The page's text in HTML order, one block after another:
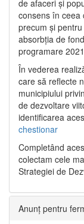
de afaceri și
consens în ceea
precum și
absorbția de
programare
În vederea
care să reflecte
municipiului
de dezvoltare
identificarea
chestionar
Completând
colectam cele
Strategiei de
Anunț pentru